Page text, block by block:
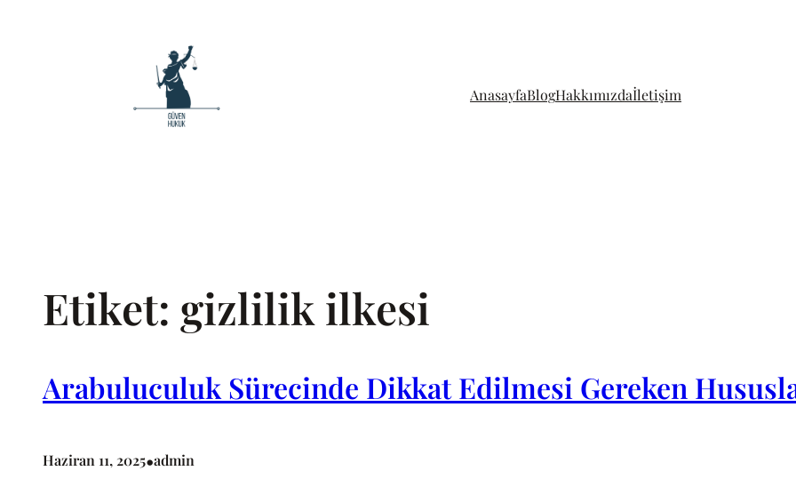
AnasayfaBlogHakkımızdaİletişim
Etiket: gizlilik ilkesi
Arabuluculuk Sürecinde Dikkat Edilmesi Gereken
Haziran 11, 2025•admin